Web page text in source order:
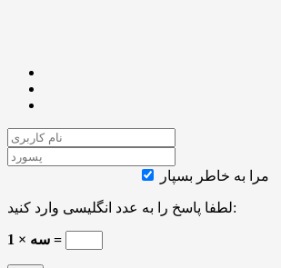
مرا به خاطر بسپار
لطفا پاسخ را به عدد انگلیسی وارد کنید:
سه × 1 =